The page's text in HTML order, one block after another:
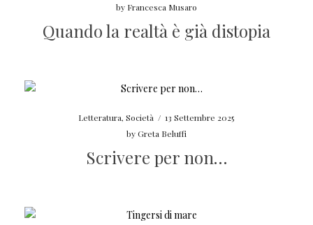
by Francesca Musaro
Quando la realtà è già distopia
Letteratura,Società / 13 Settembre 2025
byGreta Beluffi
Scrivere per non…